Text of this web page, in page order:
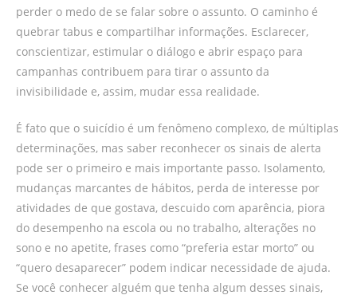
perder o medo de se falar sobre o assunto. O caminho é
quebrar tabus e compartilhar informações. Esclarecer,
conscientizar, estimular o diálogo e abrir espaço para
campanhas contribuem para tirar o assunto da
invisibilidade e, assim, mudar essa realidade.
É fato que o suicídio é um fenômeno complexo, de múltiplas
determinações, mas saber reconhecer os sinais de alerta
pode ser o primeiro e mais importante passo. Isolamento,
mudanças marcantes de hábitos, perda de interesse por
atividades de que gostava, descuido com aparência, piora
do desempenho na escola ou no trabalho, alterações no
sono e no apetite, frases como “preferia estar morto” ou
“quero desaparecer” podem indicar necessidade de ajuda.
Se você conhecer alguém que tenha algum desses sinais,